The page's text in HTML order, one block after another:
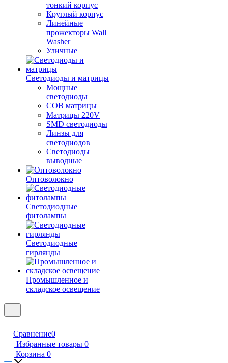
тонкий корпус
Круглый корпус
Линейные
прожекторы Wall
Washer
Уличные
Светодиоды и матрицы
Мощные
светодиоды
COB матрицы
Матрицы 220V
SMD светодиоды
Линзы для
светодиодов
Светодиоды
выводные
Оптоволокно
Светодиодные
фитолампы
Светодиодные
гирлянды
Промышленное и
складское освещение
Сравнение0
Избранные товары 0
Корзина 0